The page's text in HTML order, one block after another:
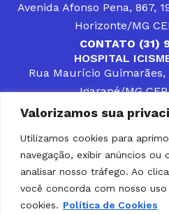
Valorizamos sua
Utilizamos cookies para
navegação, exibir anúncios ou
analisar nosso tráfego. Ao
você concorda com nosso uso
cookies. Política de Cookies
Avenida Afonso Pena, 867,
Horizonte/MG
CONTATO (31)
HOSPITAL
Rua Maurício
Igarapé/MG
CONTATOS (31) 3512-
DESENVOLVER
PÚBLICOS QUE
POPULAÇÃO DA REGIÃO
PARCEIRO DOS
SOLUÇÃO DE
GESTORES MUNICIPAIS,
Home Institucional